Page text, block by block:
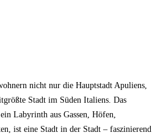
nicht nur die Hauptstadt Apuliens,
Stadt im Süden Italiens. Das
Labyrinth aus Gassen, Höfen,
ist eine Stadt in der Stadt – faszinierend